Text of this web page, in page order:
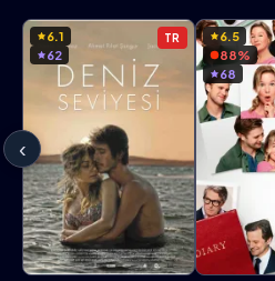
‹
TR
6.1
62
6.5
88%
68